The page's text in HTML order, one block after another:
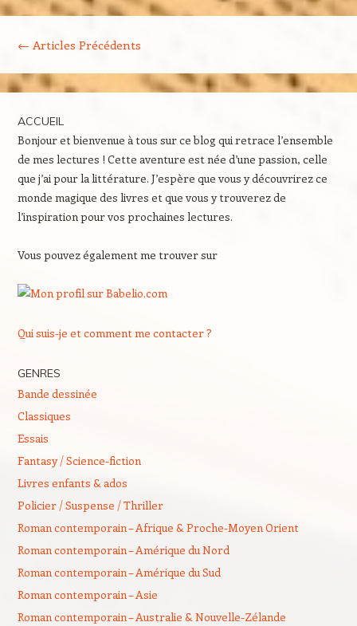
← Articles Précédents
ACCUEIL
Bonjour et bienvenue à tous sur ce blog qui retrace l’ensemble
de mes lectures ! Cette aventure est née d’une passion, celle
que j’ai pour la littérature. J’espère que vous y découvrirez ce
monde magique des livres et que vous y trouverez de
l’inspiration pour vos prochaines lectures.
Vous pouvez également me trouver sur
Qui suis-je et comment me contacter ?
GENRES
Bande dessinée
Classiques
Essais
Fantasy / Science-fiction
Livres enfants & ados
Policier / Suspense / Thriller
Roman contemporain – Afrique & Proche-Moyen Orient
Roman contemporain – Amérique du Nord
Roman contemporain – Amérique du Sud
Roman contemporain – Asie
Roman contemporain – Australie & Nouvelle-Zélande